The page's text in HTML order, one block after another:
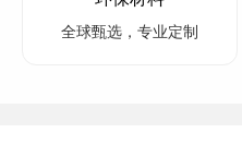
全球甄选，专业定制